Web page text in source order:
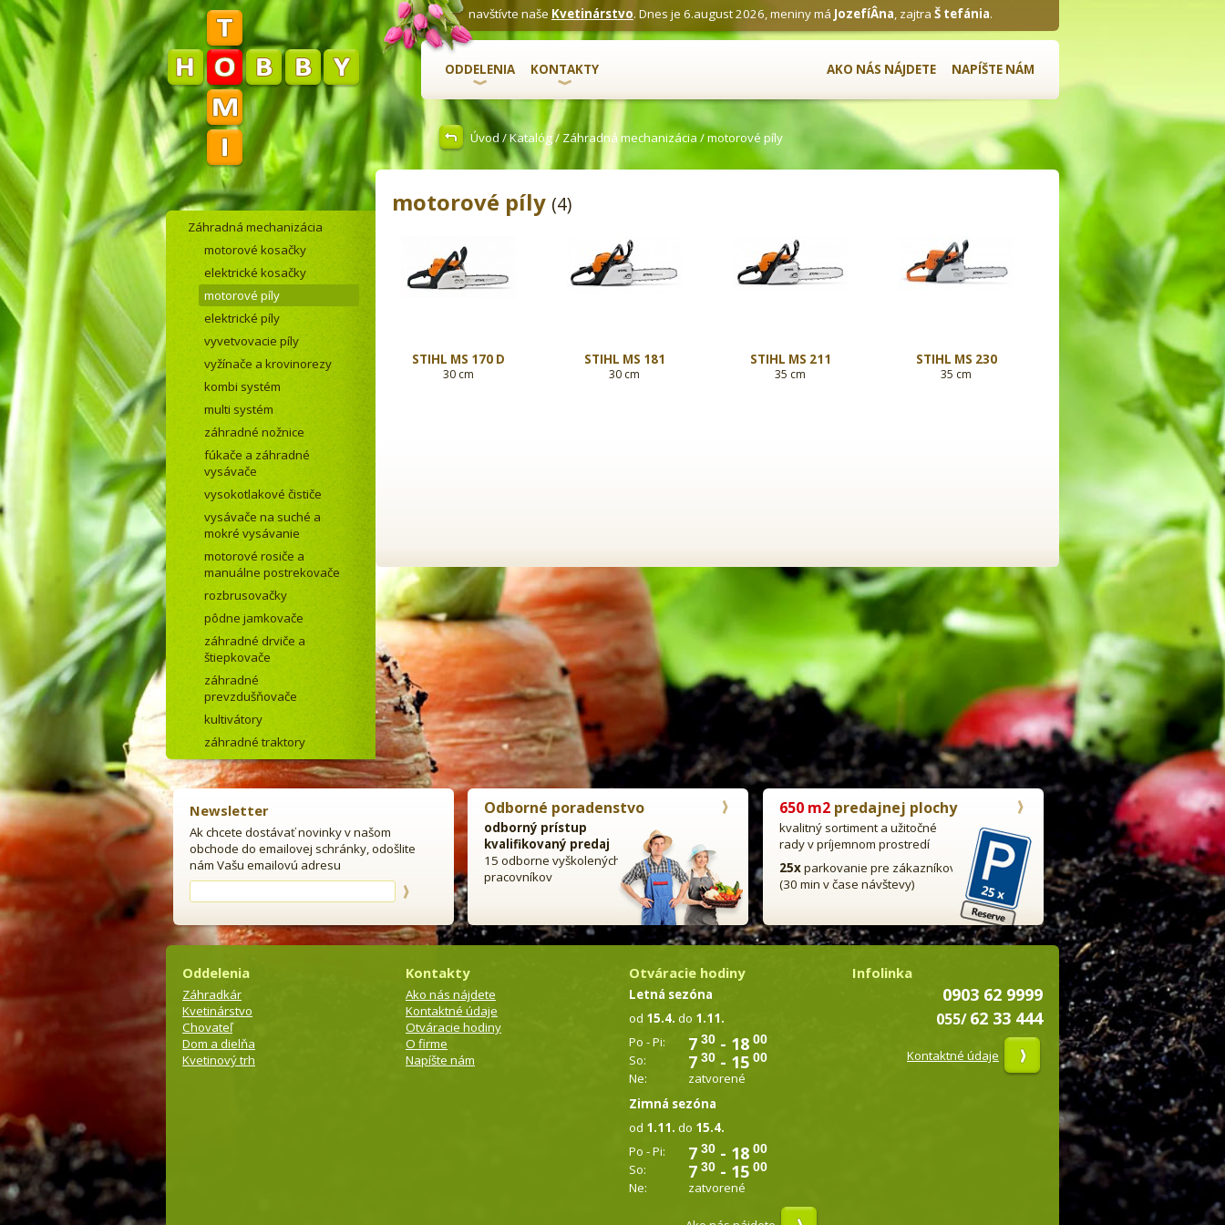
navštívte naše Kvetinárstvo. Dnes je 6.august 2026, meniny má JozefíÂ­na, zajtra Š tefánia.
NAPÍŠTE NÁM
AKO NÁS NÁJDETE
ODDELENIA KONTAKTY
Úvod /Katalóg/Záhradná mechanizácia / motorové píly
Záhradná mechanizácia
motorové kosačky
elektrické kosačky
motorové píly
elektrické píly
vyvetvovacie píly
vyžínače a krovinorezy
kombi systém
multi systém
záhradné nožnice
fúkače a záhradné
vysávače
vysokotlakové čističe
vysávače na suché a
mokré vysávanie
motorové rosiče a
manuálne postrekovače
rozbrusovačky
pôdne jamkovače
záhradné drviče a
štiepkovače
záhradné
prevzdušňovače
kultivátory
záhradné traktory
motorové píly (4)
STIHL MS 170 D
30 cm
STIHL MS 181
30 cm
STIHL MS 211
35 cm
STIHL MS 230
35 cm
Newsletter
Ak chcete dostávať novinky v našom
obchode do emailovej schránky, odošlite
nám Vašu emailovú adresu
Odborné poradenstvo
odborný prístup
kvalifikovaný predaj
15 odborne vyškolených
pracovníkov
650 m2predajnej plochy
kvalitný sortiment a užitočné
rady v príjemnom prostredí
25xparkovanie pre zákazníkov
(30 min v čase návštevy)
Oddelenia
Záhradkár
Kvetinárstvo
Chovateľ
Dom a dielňa
Kvetinový trh
Kontakty
Ako nás nájdete
Kontaktné údaje
Otváracie hodiny
O firme
Napíšte nám
Otváracie hodiny
Letná sezóna
od 15.4. do 1.11.
Po - Pi:
7 30 - 18 00
So: 7 30 - 15 00
Ne:
zatvorené
Zimná sezóna
od 1.11. do 15.4.
Po - Pi:
7 30 - 18 00
So: 7 30 - 15 00
Ne: zatvorené
Infolinka
0903 62 9999
055/62 33 444
Kontaktné údaje